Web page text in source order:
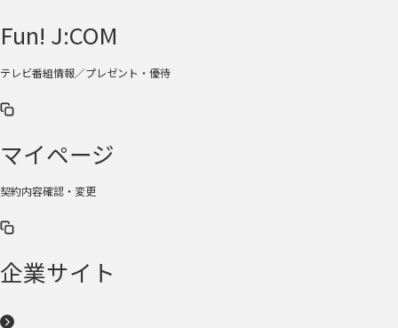
Fun! J:COM
テレビ番組情報／プレゼント・優待
マイページ
契約内容確認・変更
企業サイト